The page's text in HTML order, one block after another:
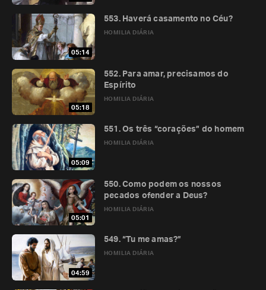
05:14
HOMILIA DIÁRIA
553. Haverá casamento no Céu?
05:18
HOMILIA DIÁRIA
552. Para amar, precisamos do
Espírito
05:09
HOMILIA DIÁRIA
551. Os três “corações” do homem
05:01
HOMILIA DIÁRIA
550. Como podem os nossos
pecados ofender a Deus?
04:59
HOMILIA DIÁRIA
549. “Tu me amas?”